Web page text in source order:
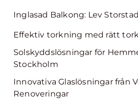
Inglasad Balkong: Lev
Effektiv torkning med rätt
Solskyddslösningar för
Stockholm
Innovativa Glaslösningar från
Renoveringar